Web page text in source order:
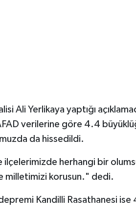
Ali Yerlikaya yaptığı
verilerine göre 4.4
da hissedildi.
ilçelerimizde herhangi bir
milletimizi korusun." dedi.
Kandilli Rasathanesi